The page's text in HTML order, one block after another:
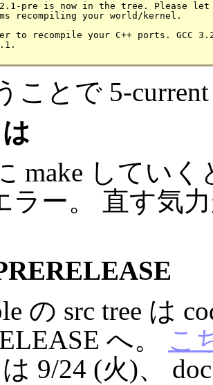
pre is now in the tree. Please let
recompiling your world/kernel.
to recompile your C++ ports. GCC
ことで 5-
make していく
ラー。 直す気
の src tree は
へ。 こ
は 9/24 (火)、